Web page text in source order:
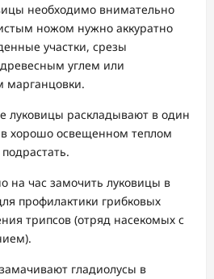
необходимо внимательно
ножом нужно аккуратно
участки, срезы
углем или
марганцовки.
луковицы раскладывают в один
хорошо освещенном теплом
на час замочить луковицы в
профилактики грибковых
трипсов (отряд насекомых с
гладиолусы в